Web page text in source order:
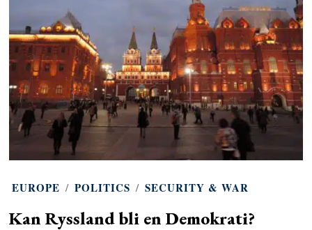
EUROPE / POLITICS / SECURITY & WAR
Kan Ryssland bli en Demokrati?